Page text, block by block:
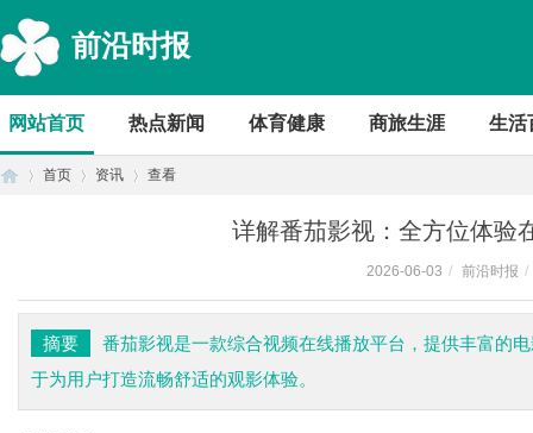
前沿时报
网站首页 热点新闻 体育健康 商旅生涯 生活
首页 资讯 查看
详解番茄影视：全方位体验
2026-06-03 / 前沿时报 /
摘要
番茄影视是一款综合视频在线播放平台，提供丰富的
于为用户打造流畅舒适的观影体验。